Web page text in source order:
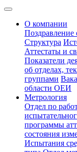
О компании
Поздравление
Структура
Аттестаты и
Показатели
об отделах,
группами
области ОЕИ
Метрология
Отдел по
программы
состояния
Испытания